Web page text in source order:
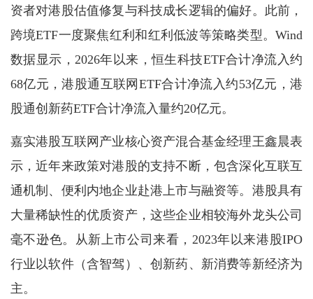
资者对港股估值修复与科技成长逻辑的偏好。此前，
跨境ETF一度聚焦红利和红利低波等策略类型。Wind
数据显示，2026年以来，恒生科技ETF合计净流入约
68亿元，港股通互联网ETF合计净流入约53亿元，港
股通创新药ETF合计净流入量约20亿元。
嘉实港股互联网产业核心资产混合基金经理王鑫晨表
示，近年来政策对港股的支持不断，包含深化互联互
通机制、便利内地企业赴港上市与融资等。港股具有
大量稀缺性的优质资产，这些企业相较海外龙头公司
毫不逊色。从新上市公司来看，2023年以来港股IPO
行业以软件（含智驾）、创新药、新消费等新经济为
主。